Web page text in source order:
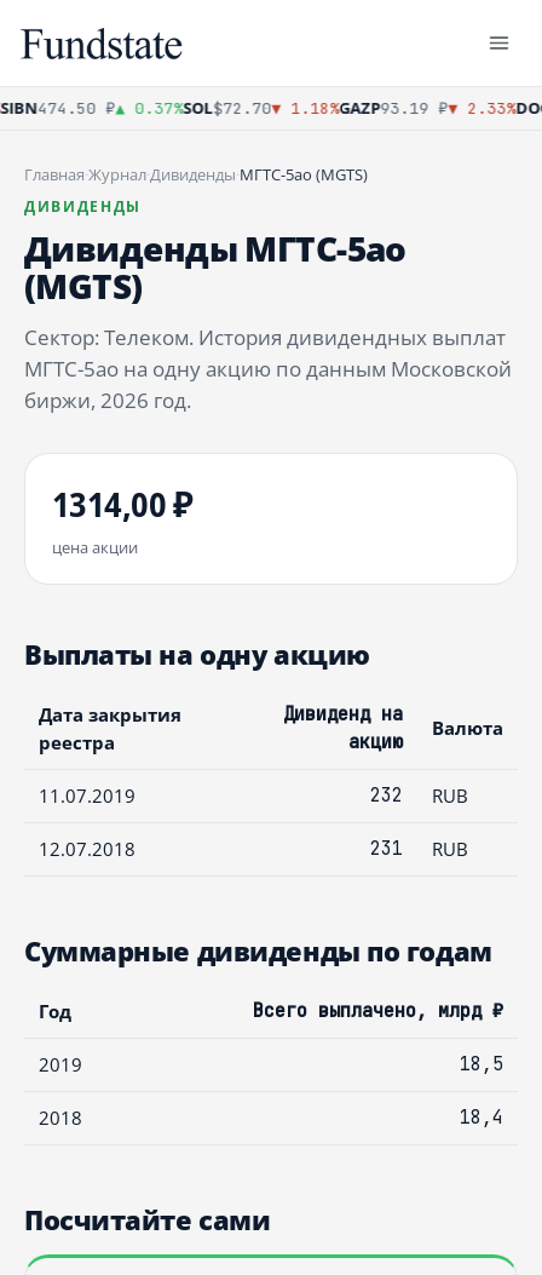
474.50 ₽▲ 0.37%SOL$72.70▼ 1.18%GAZP93.19 ₽▼ 2.33%
Главная·Журнал·Дивиденды·МГТС-5ао (MGTS)
ДИВИДЕНДЫ
Дивиденды МГТС-5ао
(MGTS)
Сектор: Телеком. История дивидендных выплат
МГТС-5ао на одну акцию по данным Московской
биржи, 2026 год.
1314,00 ₽
цена акции
Выплаты на одну акцию
Дата закрытия
реестра
Дивиденд на
акцию
Валюта
11.07.2019 232 RUB
12.07.2018 231 RUB
Суммарные дивиденды по годам
Год Всего выплачено, млрд ₽
2019 18,5
2018 18,4
Посчитайте сами